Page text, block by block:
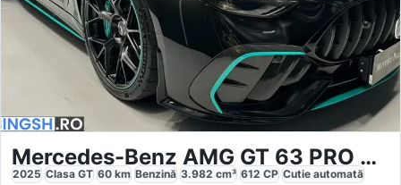
Mercedes-Benz AMG GT 63 PRO 4Matic
2025 Clasa GT 60 km Benzină 3.982 cm³ 612 CP Cutie automată